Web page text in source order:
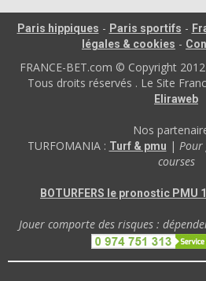
Paris hippiques - Paris sportifs -
légales & cookies -
FRANCE-BET.com © Copyright
Tous droits réservés . Le Site
Eliraweb
Nos
TURFOMANIA : Turf & pmu | Pour
courses
BOTURFERS le pronostic PMU
Jouer comporte des risques :